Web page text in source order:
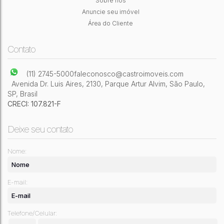
Banheiro(s) 1Sala(s)
Anuncie seu imóvel
Área do Cliente
Contato
(11) 2745-5000faleconosco@castroimoveis.com
Avenida Dr. Luis Aires, 2130, Parque Artur Alvim, São Paulo,
SP, Brasil
CRECI: 107.821-F
Deixe seu contato
Nome:
E-mail:
Telefone/Celular: